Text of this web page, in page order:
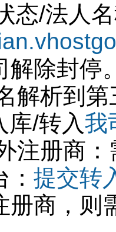
态/法人
解除封停
解析到
库/转入我
注册商
提交转
册商，则